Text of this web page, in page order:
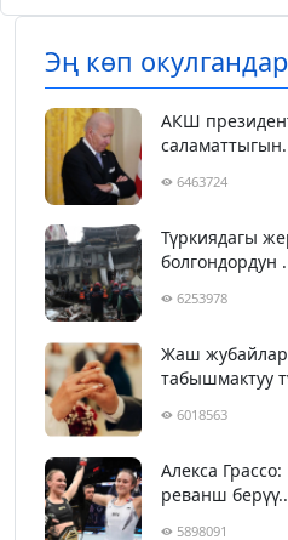
Эң көп окулгандар
АКШ
6463724
Түркиядагы
болгондордун
6253978
Жаш жубайлар
табышмактуу
6018563
Алекса
реванш
5898091